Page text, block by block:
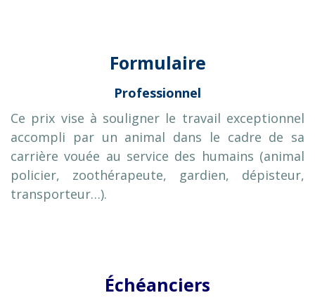
Formulaire
Professionnel
Ce prix vise à souligner le travail exceptionnel
accompli par un animal dans le cadre de sa
carrière vouée au service des humains (animal
policier, zoothérapeute, gardien, dépisteur,
transporteur…).
Échéanciers